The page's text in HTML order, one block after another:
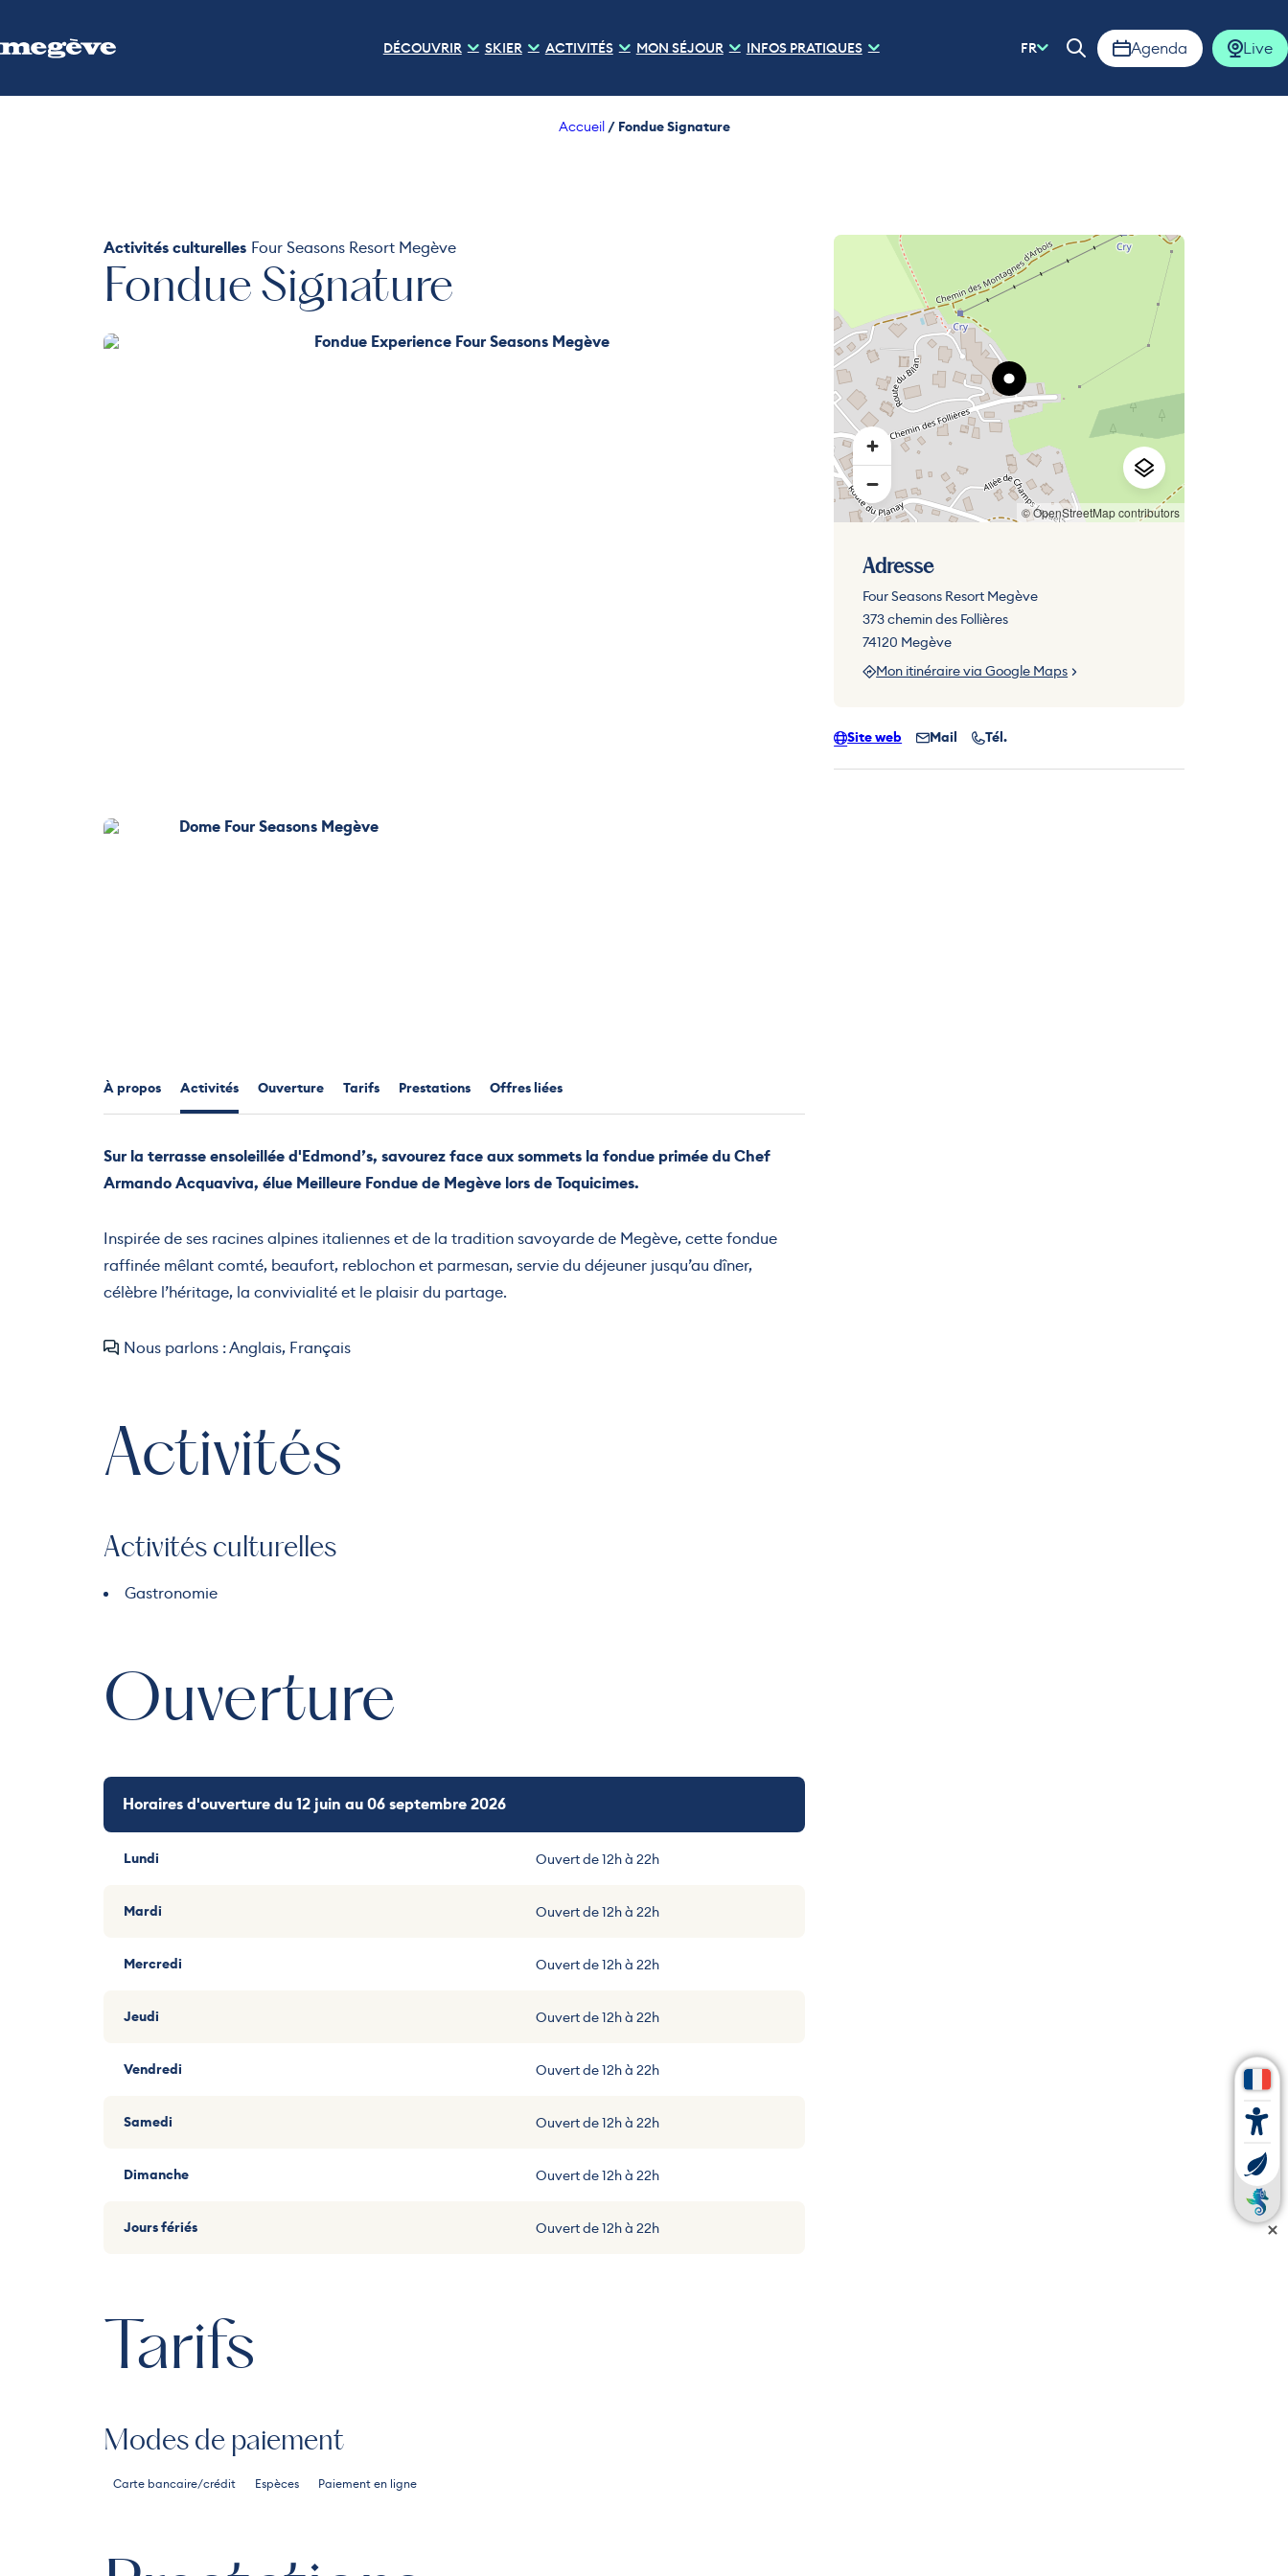
DÉCOUVRIR SKIER ACTIVITÉS MON SÉJOUR INFOS PRATIQUES FR
Ouvrir la barre de
Agenda Live
Accueil / Fondue Signature
Activités culturelles Four Seasons Resort Megève
Fondue Signature
Fondue Experience Four Seasons Megève
Dome Four Seasons Megève
À propos Activités Ouverture Tarifs Prestations Offres liées
Sur la terrasse ensoleillée d'Edmond’s, savourez face aux sommets la fondue primée du Chef
Armando Acquaviva, élue Meilleure Fondue de Megève lors de Toquicimes.
Inspirée de ses racines alpines italiennes et de la tradition savoyarde de Megève, cette fondue
raffinée mêlant comté, beaufort, reblochon et parmesan, servie du déjeuner jusqu’au dîner,
célèbre l’héritage, la convivialité et le plaisir du partage.
Nous parlons : Anglais, Français
Activités
Activités culturelles
Gastronomie
Ouverture
Horaires d'ouverture du 12 juin au 06 septembre 2026
Lundi Ouvert de 12h à 22h
Mardi Ouvert de 12h à 22h
Mercredi Ouvert de 12h à 22h
Jeudi Ouvert de 12h à 22h
Vendredi Ouvert de 12h à 22h
Samedi Ouvert de 12h à 22h
Dimanche Ouvert de 12h à 22h
Jours fériés Ouvert de 12h à 22h
Tarifs
Modes de paiement
Carte bancaire/crédit Espèces Paiement en ligne
© OpenStreetMap contributors
Adresse
Four Seasons Resort Megève
373 chemin des Follières
74120 Megève
Mon itinéraire via Google Maps
Site web Mail Tél.